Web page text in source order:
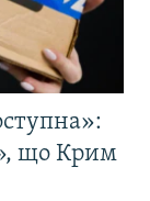
що Крим